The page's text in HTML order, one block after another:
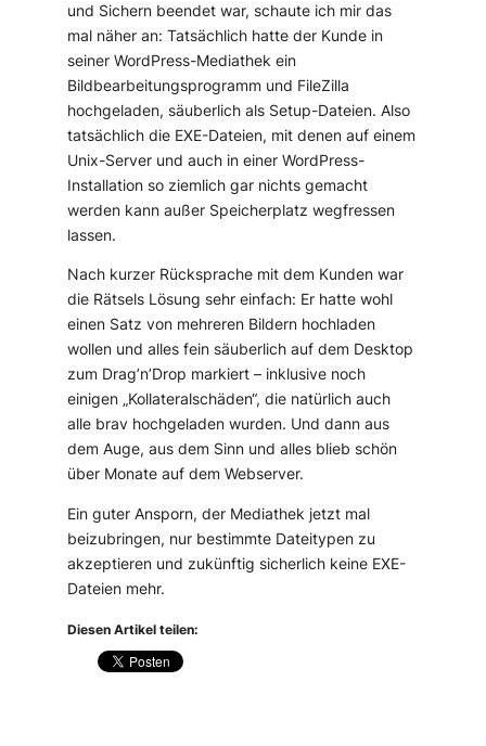
und Sichern beendet war, schaute ich mir das
mal näher an: Tatsächlich hatte der Kunde in
seiner WordPress-Mediathek ein
Bildbearbeitungsprogramm und FileZilla
hochgeladen, säuberlich als Setup-Dateien. Also
tatsächlich die EXE-Dateien, mit denen auf einem
Unix-Server und auch in einer WordPress-
Installation so ziemlich gar nichts gemacht
werden kann außer Speicherplatz wegfressen
lassen.
Nach kurzer Rücksprache mit dem Kunden war
die Rätsels Lösung sehr einfach: Er hatte wohl
einen Satz von mehreren Bildern hochladen
wollen und alles fein säuberlich auf dem Desktop
zum Drag’n’Drop markiert – inklusive noch
einigen „Kollateralschäden“, die natürlich auch
alle brav hochgeladen wurden. Und dann aus
dem Auge, aus dem Sinn und alles blieb schön
über Monate auf dem Webserver.
Ein guter Ansporn, der Mediathek jetzt mal
beizubringen, nur bestimmte Dateitypen zu
akzeptieren und zukünftig sicherlich keine EXE-
Dateien mehr.
Diesen Artikel teilen: